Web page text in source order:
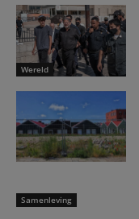
Wereld
Samenleving